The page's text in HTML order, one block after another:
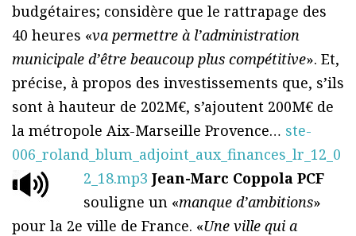
budgétaires; considère que le rattrapage des
40 heures «va permettre à l’administration
municipale d’être beaucoup plus compétitive». Et,
précise, à propos des investissements que, s’ils
sont à hauteur de 202M€, s’ajoutent 200M€ de
la métropole Aix-Marseille Provence… ste-
006_roland_blum_adjoint_aux_finances_lr_12_0
2_18.mp3 Jean-Marc Coppola PCF
souligne un «manque d’ambitions»
pour la 2e ville de France. «Une ville qui a